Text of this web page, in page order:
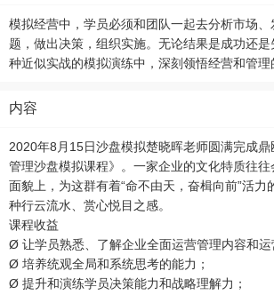
模拟经营中，学员必须和团队一起去分析市场
题，做出决策，组织实施。无论结果是成功还
种近似实战的模拟演练中，深刻领悟经营和管理
内容
2020年8月15日沙盘模拟楚晓晖老师圆满完成鼎
管理沙盘模拟课程》。一家企业的文化特质往
面貌上，为这群有着“命不由天，奋楫向前”活力
种行云流水、赏心悦目之感。
课程收益
Ø 让学员熟悉、了解企业全面运营管理内容和运
Ø 培养统观全局和系统思考的能力；
Ø 提升和演练学员决策能力和战略理解力；